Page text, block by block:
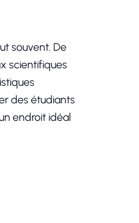
souvent. De
scientifiques
des étudiants
endroit idéal